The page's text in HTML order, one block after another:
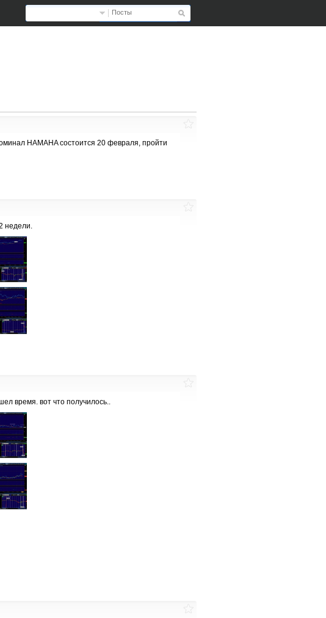
Посты
HAMAHA состоится 20 февраля, пройти
недели.
время. вот что получилось..